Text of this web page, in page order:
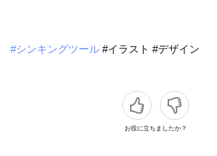
#シンキングツール #イラスト #デザイン
お役に立ちましたか？